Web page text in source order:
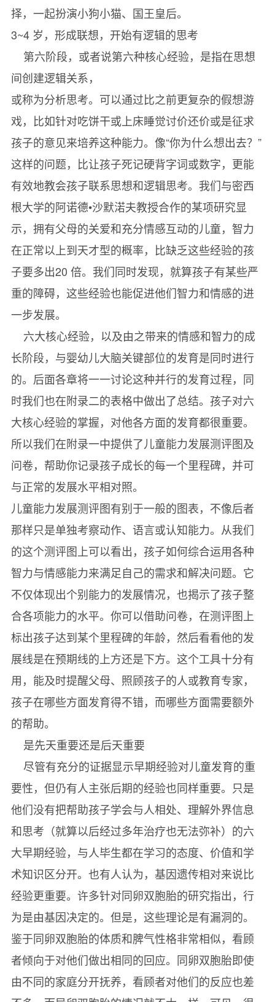
择，一起扮演小狗小猫、国王皇后。
3~4 岁，形成联想，开始有逻辑的思考
第六阶段，或者说第六种核心经验，是指在思想
间创建逻辑关系，
或称为分析思考。可以通过比之前更复杂的假想游
戏，比如针对吃饼干或上床睡觉讨价还价或是征求
孩子的意见来培养这种能力。像“你为什么想出去？”
这样的问题，比让孩子死记硬背字词或数字，更能
有效地教会孩子联系思想和逻辑思考。我们与密西
根大学的阿诺德•沙默渃夫教授合作的某项研究显
示，拥有父母的关爱和充分情感互动的儿童，智力
在正常以上到天才型的概率，比缺乏这些经验的孩
子要多出20 倍。我们同时发现，就算孩子有某些严
重的障碍，这些经验也能促进他们智力和情感的进
一步发展。
六大核心经验，以及由之带来的情感和智力的成
长阶段，与婴幼儿大脑关键部位的发育是同时进行
的。后面各章将一一讨论这种并行的发育过程，同
时我们也在附录二的表格中做出了总结。孩子对六
大核心经验的掌握，对他各方面的发育都很重要。
所以我们在附录一中提供了儿童能力发展测评图及
问卷，帮助你记录孩子成长的每一个里程碑，并可
与正常的发展水平相对照。
儿童能力发展测评图有别于一般的图表，不像后者
那样只是单独考察动作、语言或认知能力。从我们
的这个测评图上可以看出，孩子如何综合运用各种
智力与情感能力来满足自己的需求和解决问题。它
不仅体现出个别能力的发展情况，也揭示了孩子整
合各项能力的水平。你可以借助问卷，在测评图上
标出孩子达到某个里程碑的年龄，然后看看他的发
展线是在预期线的上方还是下方。这个工具十分有
用，能及时提醒父母、照顾孩子的人或教育专家，
孩子在哪些方面发育得不错，而哪些方面需要额外
的帮助。
是先天重要还是后天重要
尽管有充分的证据显示早期经验对儿童发育的重
要性，但仍有人主张后期的经验也同样重要。只是
他们没有把帮助孩子学会与人相处、理解外界信息
和思考（就算以后经过多年治疗也无法弥补）的六
大早期经验，与人毕生都在学习的态度、价值和学
术知识区分开。也有人认为，基因遗传相对来说比
经验更重要。许多针对同卵双胞胎的研究指出，行
为是由基因决定的。但是，这些理论是有漏洞的。
鉴于同卵双胞胎的体质和脾气性格非常相似，看顾
者倾向于对他们做出相同的回应。同卵双胞胎即使
由不同的家庭分开抚养，看顾者对他们的反应也差